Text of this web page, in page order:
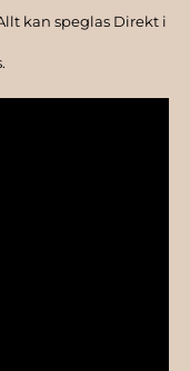
kan speglas Direkt i